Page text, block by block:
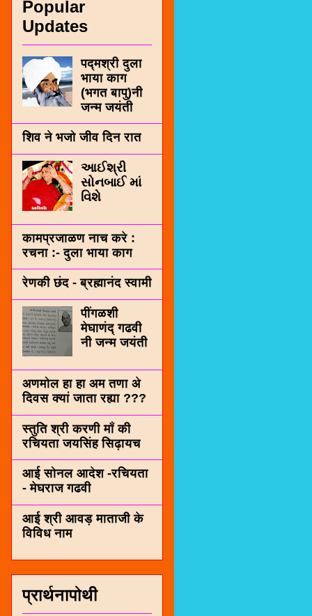
Popular
Updates
पद्मश्री दुला
भाया काग
(भगत बापु)नी
जन्म जयंती
शिव ने भजो जीव दिन रात
આઈશ્રી
સોનબાઈ માં
વિશે
कामप्रजाळण नाच करे :
रचना :- दुला भाया काग
रेणकी छंद - ब्रह्मानंद स्वामी
पींगळशी
मेघाणंद् गढवी
नी जन्म जयंती
अणमोल हा हा अम तणा अे
दिवस क्यां जाता रह्या ???
स्तुति श्री करणी माँ की
रचियता जयसिंह सिढ़ायच
आई सोनल आदेश -रचियता
- मेघराज गढवी
आई श्री आवड़ माताजी के
विविध नाम
प्रार्थनापोथी